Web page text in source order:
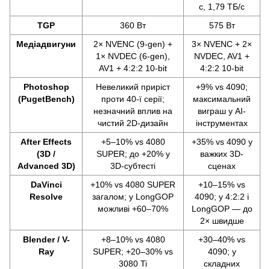
с, 1,79 ТБ/с
TGP
360 Вт
575 Вт
Медіадвигуни
2× NVENC (9-gen) +
1× NVDEC (6-gen),
AV1 + 4:2:2 10-bit
3× NVENC + 2×
NVDEC, AV1 +
4:2:2 10-bit
Photoshop
(PugetBench)
Невеликий приріст
проти 40-ї серії;
незначний вплив на
чистий 2D-дизайн
+9% vs 4090;
максимальний
виграш у AI-
інструментах
After Effects
(3D /
Advanced 3D)
+5–10% vs 4080
SUPER; до +20% у
3D-субтесті
+35% vs 4090 у
важких 3D-
сценах
DaVinci
Resolve
+10% vs 4080 SUPER
загалом; у LongGOP
можливі +60–70%
+10–15% vs
4090; у 4:2:2 і
LongGOP — до
2× швидше
Blender / V-
Ray
+8–10% vs 4080
SUPER; +20–30% vs
3080 Ti
+30–40% vs
4090; у
складних